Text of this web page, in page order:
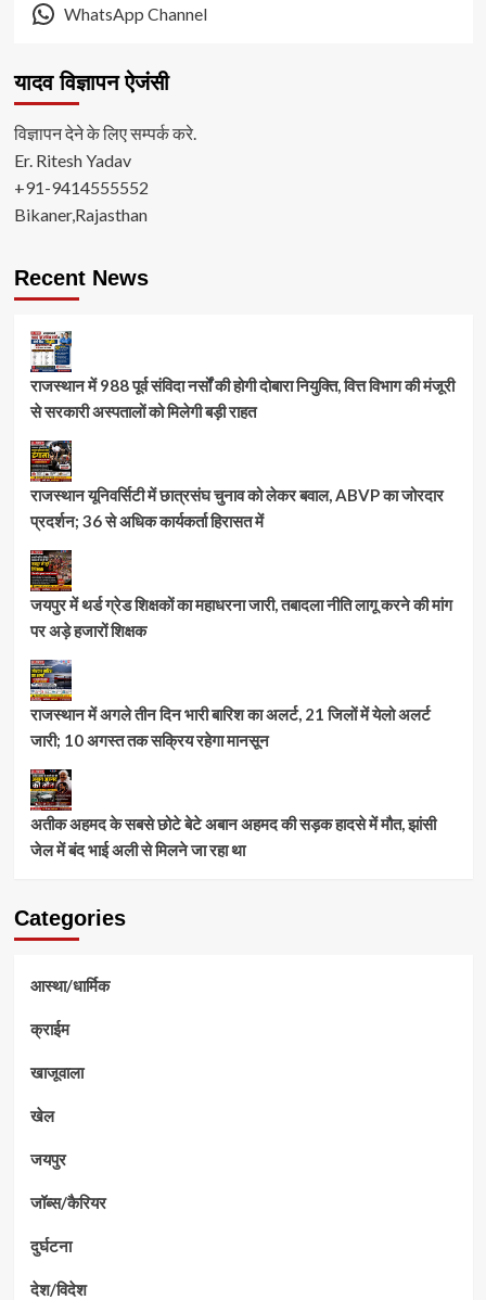
WhatsApp Channel
यादव विज्ञापन ऐजंसी
विज्ञापन देने के लिए सम्पर्क करे.
Er. Ritesh Yadav
+91-9414555552
Bikaner,Rajasthan
Recent News
राजस्थान में 988 पूर्व संविदा नर्सों की होगी दोबारा नियुक्ति, वित्त विभाग की मंजूरी
से सरकारी अस्पतालों को मिलेगी बड़ी राहत
राजस्थान यूनिवर्सिटी में छात्रसंघ चुनाव को लेकर बवाल, ABVP का जोरदार
प्रदर्शन; 36 से अधिक कार्यकर्ता हिरासत में
जयपुर में थर्ड ग्रेड शिक्षकों का महाधरना जारी, तबादला नीति लागू करने की मांग
पर अड़े हजारों शिक्षक
राजस्थान में अगले तीन दिन भारी बारिश का अलर्ट, 21 जिलों में येलो अलर्ट
जारी; 10 अगस्त तक सक्रिय रहेगा मानसून
अतीक अहमद के सबसे छोटे बेटे अबान अहमद की सड़क हादसे में मौत, झांसी
जेल में बंद भाई अली से मिलने जा रहा था
Categories
आस्था/धार्मिक
क्राईम
खाजूवाला
खेल
जयपुर
जॉब्स/कैरियर
दुर्घटना
देश/विदेश